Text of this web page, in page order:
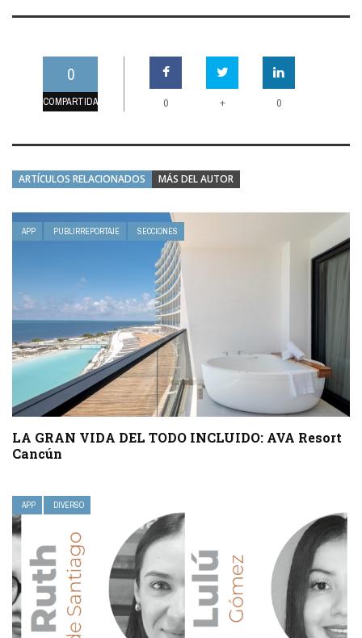
0
COMPARTIDAS 0 + 0
ARTÍCULOS RELACIONADOS MÁS DEL AUTOR
APP PUBLIRREPORTAJE SECCIONES
LA GRAN VIDA DEL TODO INCLUIDO: AVA Resort
Cancún
APP DIVERSO